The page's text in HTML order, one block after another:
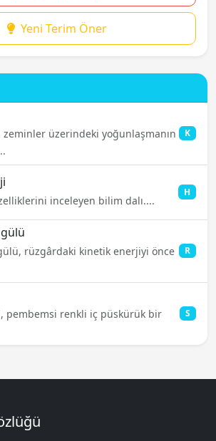
Yeni Terim Öner
zeminler üzerindeki yoğunlaşmanın
K
inceleyen bilim dalı....
H
rüzgârdaki kinetik enerjiyi önce
R
pembemsi renkli iç püskürük bir
S